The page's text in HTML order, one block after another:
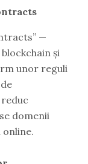
—
și
unor reguli
domenii